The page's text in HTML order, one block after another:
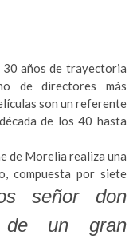
g
k
o
e
años de trayectoria
de directores más
son un referente
de los 40 hasta
de Morelia realiza una
compuesta por siete
señor don
de un gran